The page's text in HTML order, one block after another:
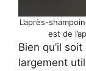
L’après-
est de
Bien qu’il
largement